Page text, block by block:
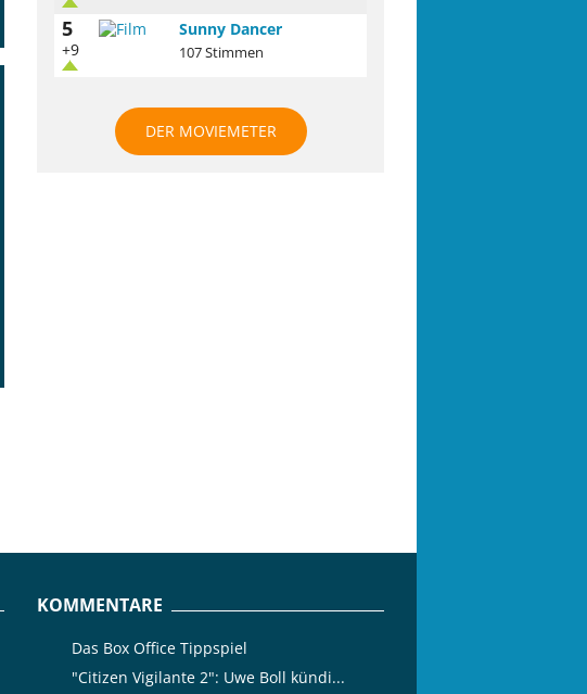
5
+9
Sunny Dancer
107 Stimmen
DER MOVIEMETER
KOMMENTARE
Das Box Office Tippspiel
"Citizen Vigilante 2": Uwe Boll kündi...